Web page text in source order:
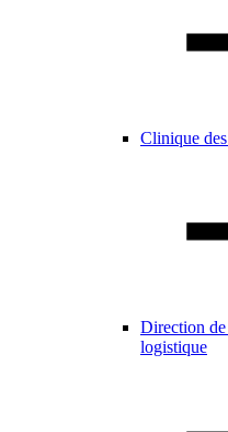
Clinique
Direction de
logistique